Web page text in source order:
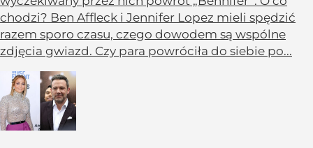
chodzi? Ben Affleck i Jennifer Lopez mieli spędzić
razem sporo czasu, czego dowodem są wspólne
zdjęcia gwiazd. Czy para powróciła do siebie po...